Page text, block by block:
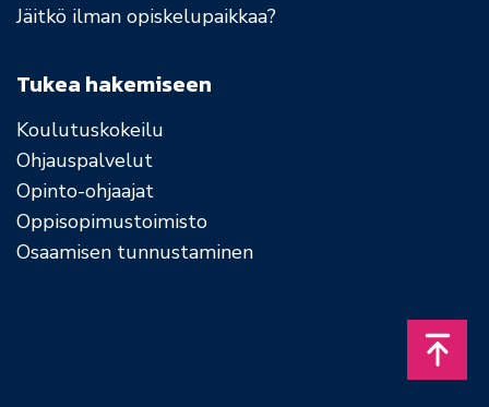
Jäitkö ilman opiskelupaikkaa?
Tukea hakemiseen
Koulutuskokeilu
Ohjauspalvelut
Opinto-ohjaajat
Oppisopimustoimisto
Osaamisen tunnustaminen